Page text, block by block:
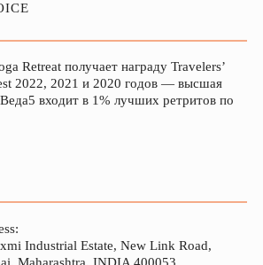
Retreat получает награду Travelers’
2022, 2021 и 2020 годов — высшая
входит в 1% лучших ретритов по
Industrial Estate, New Link Road,